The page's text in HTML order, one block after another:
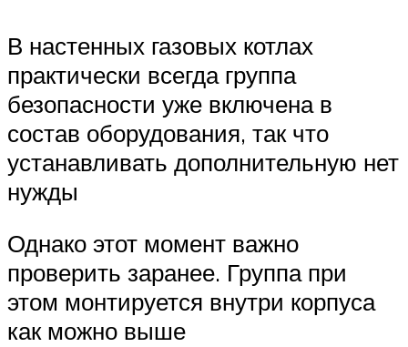
В настенных газовых котлах
практически всегда группа
безопасности уже включена в
состав оборудования, так что
устанавливать дополнительную нет
нужды
Однако этот момент важно
проверить заранее. Группа при
этом монтируется внутри корпуса
как можно выше